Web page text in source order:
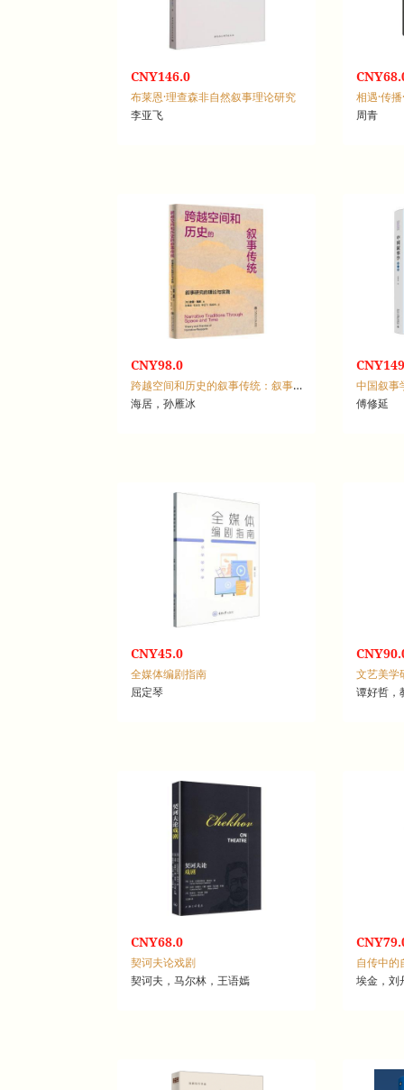
CNY146.0
布莱恩·理查森非自然叙事理论研究
李亚飞
周青
CNY98.0
跨越空间和历史的叙事传统：叙事研究的理论与实践
海居，孙雁冰
中国叙事
傅修延
CNY45.0
全媒体编剧指南
屈定琴
文艺美学
CNY68.0
契诃夫论戏剧
契诃夫，马尔林，王语嫣
埃金，刘